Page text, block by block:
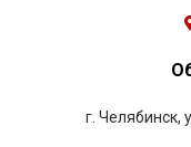
г. Челябинск,